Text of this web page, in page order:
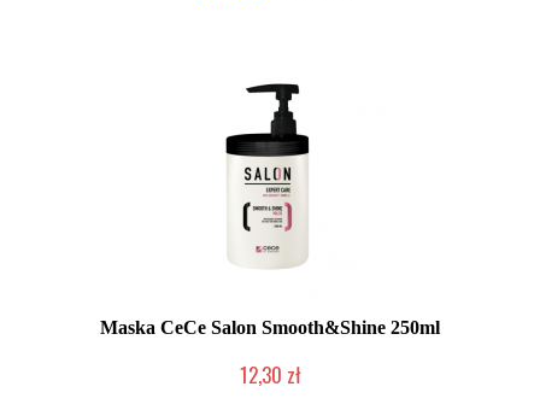
Maska CeCe Salon Smooth&Shine 250ml
12,30 zł